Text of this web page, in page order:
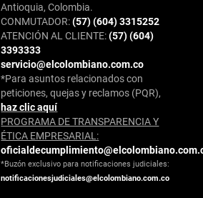
Antioquia, Colombia.
CONMUTADOR:(57) (604) 3315252
ATENCIÓN AL CLIENTE:(57) (604)
3393333
servicio@elcolombiano.com.co
*Para asuntos relacionados con
peticiones, quejas y reclamos (PQR),
haz clic aquí
PROGRAMA DE TRANSPARENCIA Y
ÉTICA EMPRESARIAL:
*Buzón exclusivo para notificaciones judiciales:
notificacionesjudiciales@elcolombiano.com.co